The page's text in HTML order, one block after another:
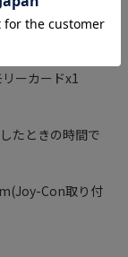
ーカードx1
たときの時間で
Con取り付